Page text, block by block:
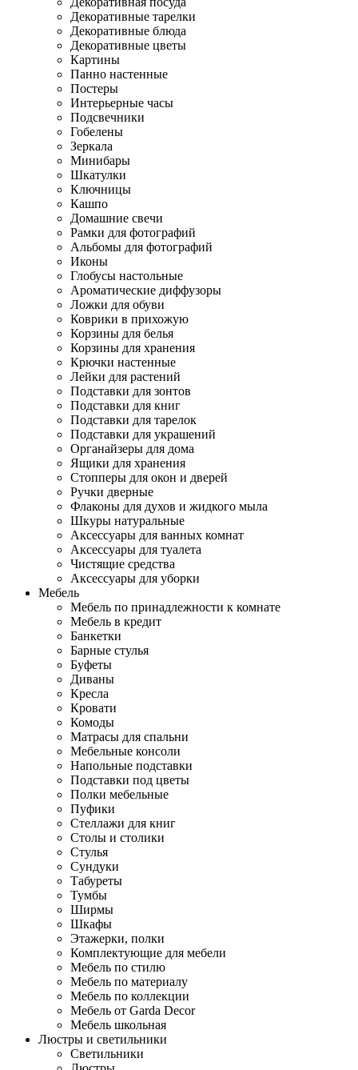
Декоративные тарелки
Декоративные блюда
Декоративные цветы
Картины
Панно настенные
Постеры
Интерьерные часы
Подсвечники
Гобелены
Зеркала
Минибары
Шкатулки
Ключницы
Кашпо
Домашние свечи
Рамки для фотографий
Альбомы для фотографий
Иконы
Глобусы настольные
Ароматические диффузоры
Ложки для обуви
Коврики в прихожую
Корзины для белья
Корзины для хранения
Крючки настенные
Лейки для растений
Подставки для зонтов
Подставки для книг
Подставки для тарелок
Подставки для украшений
Органайзеры для дома
Ящики для хранения
Стопперы для окон и дверей
Ручки дверные
Флаконы для духов и жидкого мыла
Шкуры натуральные
Аксессуары для ванных комнат
Аксессуары для туалета
Чистящие средства
Аксессуары для уборки
Мебель
Мебель по принадлежности к комнате
Мебель в кредит
Банкетки
Барные стулья
Буфеты
Диваны
Кресла
Кровати
Комоды
Матрасы для спальни
Мебельные консоли
Напольные подставки
Подставки под цветы
Полки мебельные
Пуфики
Стеллажи для книг
Столы и столики
Стулья
Сундуки
Табуреты
Тумбы
Ширмы
Шкафы
Этажерки, полки
Комплектующие для мебели
Мебель по стилю
Мебель по материалу
Мебель по коллекции
Мебель от Garda Decor
Мебель школьная
Люстры и светильники
Светильники